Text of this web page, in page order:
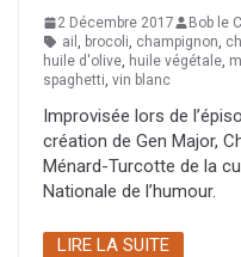
2 Décembre 2017
Bob le
ail , brocoli, champignon,
huile d'olive, huile végétale,
spaghetti, vin blanc
Improvisée lors de
création de Gen Major,
Ménard-Turcotte de la
Nationale de l’humour.
LIRE LA SUITE